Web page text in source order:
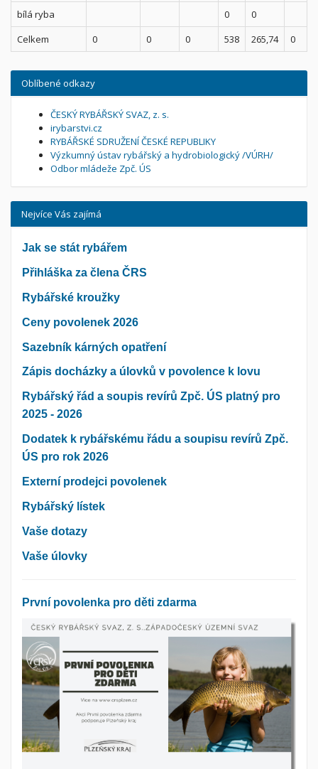
bílá ryba 0
0
Celkem
0 0 0 538 265,74 0
Oblíbené odkazy
ČESKÝ RYBÁŘSKÝ SVAZ, z. s.
irybarstvi.cz
RYBÁŘSKÉ SDRUŽENÍ ČESKÉ REPUBLIKY
Výzkumný ústav rybářský a hydrobiologický /VÚRH/
Odbor mládeže Zpč. ÚS
Nejvíce Vás zajímá
Jak se stát rybářem
Přihláška za člena ČRS
Rybářské kroužky
Ceny povolenek 2026
Sazebník kárných opatření
Zápis docházky a úlovků v povolence k lovu
Rybářský řád a soupis revírů Zpč. ÚS platný pro
2025 - 2026
Dodatek k rybářskému řádu a soupisu revírů Zpč.
ÚS pro rok 2026
Externí prodejci povolenek
Rybářský lístek
Vaše dotazy
Vaše úlovky
První povolenka pro děti zdarma